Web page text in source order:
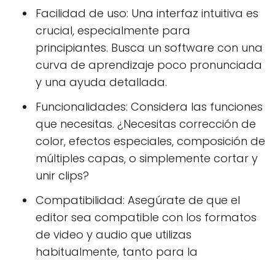
Facilidad de uso: Una interfaz intuitiva es
crucial, especialmente para
principiantes. Busca un software con una
curva de aprendizaje poco pronunciada
y una ayuda detallada.
Funcionalidades: Considera las funciones
que necesitas. ¿Necesitas corrección de
color, efectos especiales, composición de
múltiples capas, o simplemente cortar y
unir clips?
Compatibilidad: Asegúrate de que el
editor sea compatible con los formatos
de video y audio que utilizas
habitualmente, tanto para la